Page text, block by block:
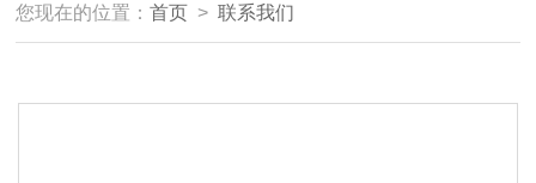
您现在的位置：首页 >联系我们